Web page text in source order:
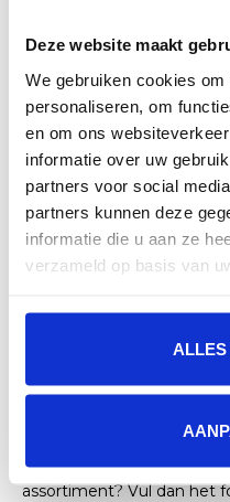
Deze website maakt
We gebruiken cookies
personaliseren, om
en om ons
informatie over uw
partners voor social
partners kunnen deze
informatie die u aan ze
verzameld op basis van
ALLES
Marazzi Ardesia 75x150
M03Y Cenere a 2,25
m²
€71,00 per M²
Toevoegen aan winkelwagen
Marazzi
Staat de door
assortiment? Vul dan het